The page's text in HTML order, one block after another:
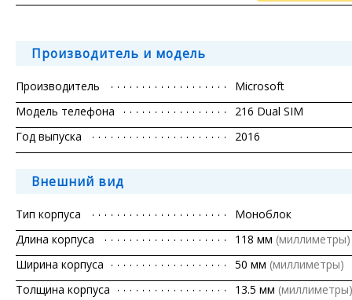
Производитель и модель
Производитель
Microsoft
Модель телефона
216 Dual SIM
Год выпуска
2016
Внешний вид
Тип корпуса
Моноблок
Длина корпуса
118 мм (миллиметры)
Ширина корпуса
50 мм (миллиметры)
Толщина корпуса
13.5 мм (миллиметры)